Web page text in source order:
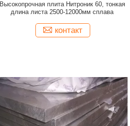
Высокопрочная плита Нитроник 60, тонкая
длина листа 2500-12000мм сплава
контакт